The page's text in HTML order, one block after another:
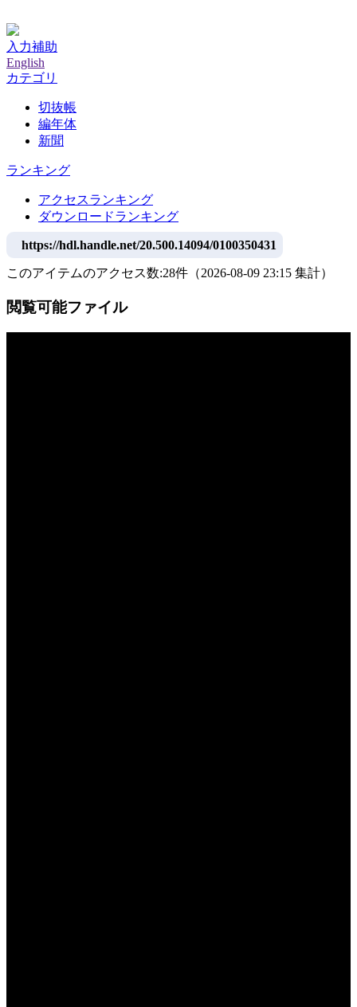
入力補助
English
カテゴリ
切抜帳
編年体
新聞
ランキング
アクセスランキング
ダウンロードランキング
https://hdl.handle.net/20.500.14094/0100350431
このアイテムのアクセス数:28件 （2026-08-09 23:15 集計）
閲覧可能ファイル